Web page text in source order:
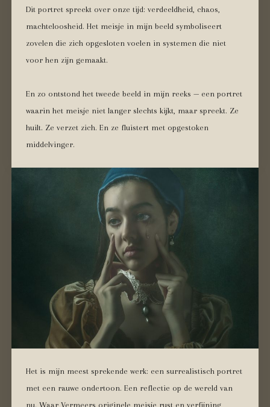
Dit portret spreekt over onze tijd: verdeeldheid, chaos,
machteloosheid. Het meisje in mijn beeld symboliseert
zovelen die zich opgesloten voelen in systemen die niet
voor hen zijn gemaakt.
En zo ontstond het tweede beeld in mijn reeks — een portret
waarin het meisje niet langer slechts kijkt, maar spreekt. Ze
huilt. Ze verzet zich. En ze fluistert met opgestoken
middelvinger.
Het is mijn meest sprekende werk: een surrealistisch portret
met een rauwe ondertoon. Een reflectie op de wereld van
nu. Waar Vermeers originele meisje rust en verfijning